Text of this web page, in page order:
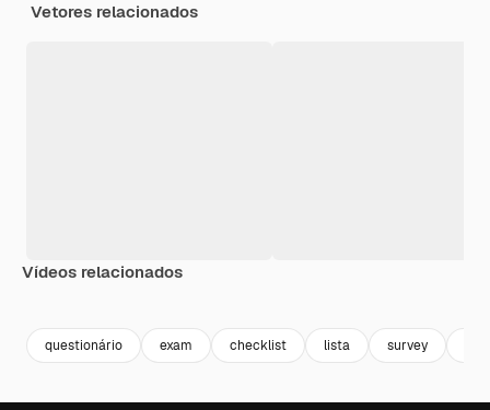
Vetores relacionados
Vídeos relacionados
questionário exam checklist lista survey